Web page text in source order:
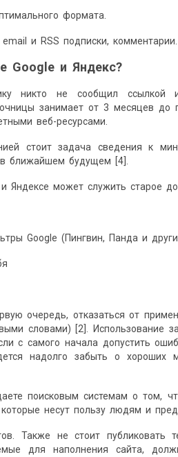
формата.
и RSS подписки, комментарии.
Google и Яндекс?
никто не сообщил ссылкой
занимает от 3 месяцев до
веб-ресурсами.
стоит задача сведения к
в ближайшем будущем [4].
Яндексе может служить старое
Google (Пингвин, Панда и
очередь, отказаться от
словами) [2]. Использование
с самого начала допустить
надолго забыть о
поисковым системам о том,
несут пользу людям и
Также не стоит публиковать
для наполнения сайта,